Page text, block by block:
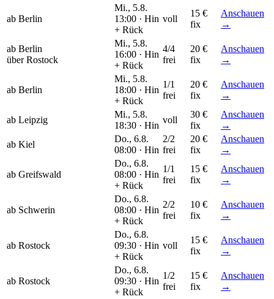
ab Berlin
Mi., 5.8.
13:00 · Hin
+ Rück
voll
15 €
fix
Anschauen
→
ab Berlin
überRostock
Mi., 5.8.
16:00 · Hin
+ Rück
4/4
frei
20 €
fix
Anschauen
→
ab Berlin
Mi., 5.8.
18:00 · Hin
+ Rück
1/1
frei
20 €
fix
Anschauen
→
ab Leipzig
Mi., 5.8.
18:30 · Hin
voll
30 €
fix
Anschauen
→
ab Kiel
Do., 6.8.
08:00 · Hin
2/2
frei
20 €
fix
Anschauen
→
ab Greifswald
Do., 6.8.
08:00 · Hin
+ Rück
1/1
frei
15 €
fix
Anschauen
→
ab Schwerin
Do., 6.8.
08:00 · Hin
+ Rück
2/2
frei
10 €
fix
Anschauen
→
ab Rostock
Do., 6.8.
09:30 · Hin
+ Rück
voll
15 €
fix
Anschauen
→
ab Rostock
Do., 6.8.
09:30 · Hin
+ Rück
1/2
frei
15 €
fix
Anschauen
→